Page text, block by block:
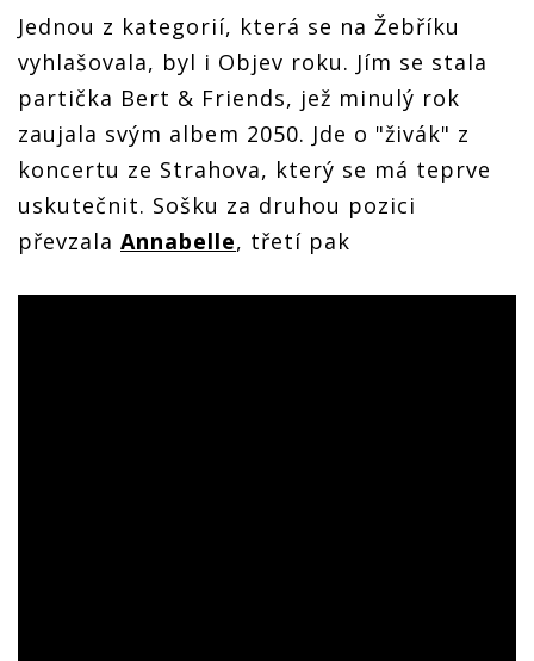
Jednou z kategorií, která se na Žebříku
vyhlašovala, byl i Objev roku. Jím se stala
partička Bert & Friends, jež minulý rok
zaujala svým albem 2050. Jde o "živák" z
koncertu ze Strahova, který se má teprve
uskutečnit. Sošku za druhou pozici
převzala Annabelle, třetí pak